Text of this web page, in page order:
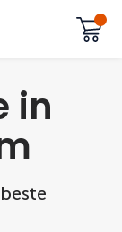
in